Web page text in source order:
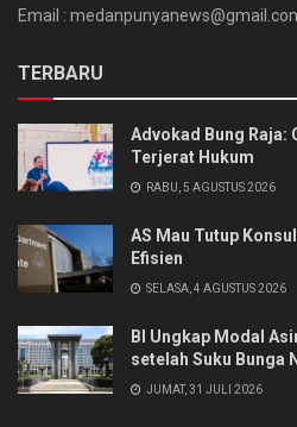
Email :
TERBARU
Advokad Bung Raja:
Terjerat Hukum
RABU, 5 AGUSTUS 2026
AS Mau Tutup
Efisien
SELASA, 4 AGUSTUS 2026
BI Ungkap Modal
setelah Suku Bunga
JUMAT, 31 JULI 2026